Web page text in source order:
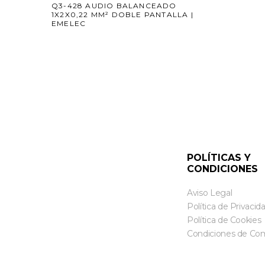
Q3-428 AUDIO BALANCEADO
1X2X0,22 MM² DOBLE PANTALLA |
EMELEC
POLÍTICAS Y
CONDICIONES
Aviso Legal
Política de
Política de Cookies
Condiciones de